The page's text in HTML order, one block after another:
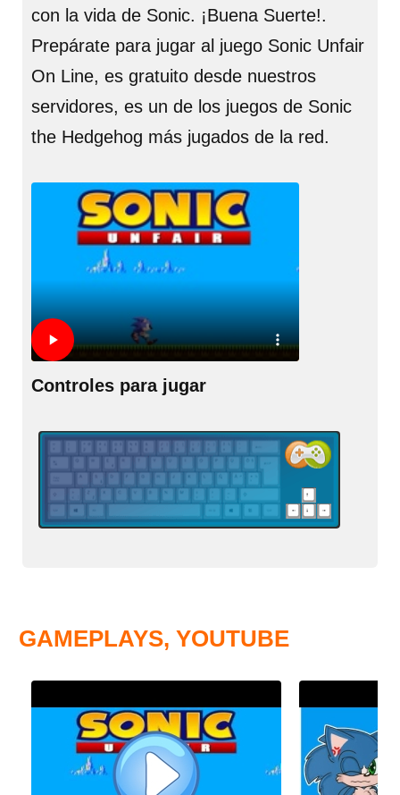
con la vida de Sonic. ¡Buena Suerte!.
Prepárate para jugar al juego Sonic Unfair
On Line, es gratuito desde nuestros
servidores, es un de los juegos de Sonic
the Hedgehog más jugados de la red.
Controles para jugar
GAMEPLAYS, YOUTUBE